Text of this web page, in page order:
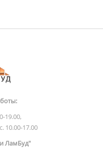
19.00,
10.00-17.00
ЛамБуд"